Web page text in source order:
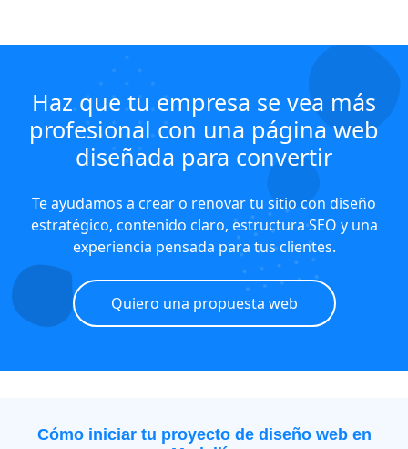
Haz que tu empresa se vea más
profesional con una página web
diseñada para convertir
Te ayudamos a crear o renovar tu sitio con diseño
estratégico, contenido claro, estructura SEO y una
experiencia pensada para tus clientes.
Quiero una propuesta web
Cómo iniciar tu proyecto de diseño web en